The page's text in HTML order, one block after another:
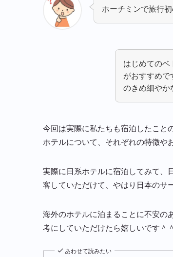
ホーチミンで旅行
はじめてのベ
がおすすめで
のきめ細やか
今回は実際に私たちも宿泊したこと
ホテルについて、それぞれの特徴や
実際に日系ホテルに宿泊してみて、
客していただけて、やはり日本のサ
海外のホテルに泊まることに不安の
考にしていただけたら嬉しいです＾＾
あわせて読みたい